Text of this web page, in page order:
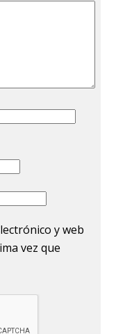
y web
vez que